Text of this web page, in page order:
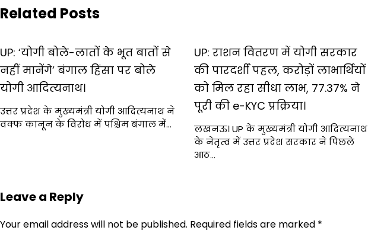
Related Posts
UP: ‘योगी बोले-लातों के भूत बातों से
नहीं मानेंगे’ बंगाल हिंसा पर बोले
योगी आदित्यनाथ।
उत्तर प्रदेश के मुख्यमंत्री योगी आदित्यनाथ ने
वक्फ कानून के विरोध में पश्चिम बंगाल में…
UP: राशन वितरण में योगी सरकार
की पारदर्शी पहल, करोड़ों लाभार्थियों
को मिल रहा सीधा लाभ, 77.37% ने
पूरी की e-KYC प्रक्रिया।
लखनऊ। UP के मुख्यमंत्री योगी आदित्यनाथ
के नेतृत्व में उत्तर प्रदेश सरकार ने पिछले
आठ…
Leave a Reply
Your email address will not be published. Required fields are marked *